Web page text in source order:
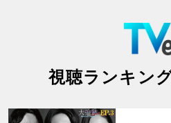
視聴ランキン